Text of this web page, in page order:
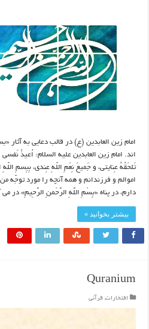
امام زین العابدین (ع) در قالب دعایی به آثار
اند. امام زین العابدین علیه السلام: اُعیذُ
تَلحَقُهُ عِنایتی، و جَمیعَ نِعَمِ اللّهِ عِندی، بِبِسمِ
اموالم و فرزندانم و همه آنچه را مورد توجّه
دارم، در پناه‏ «بِسْمِ اللَّهِ الرَّحْمنِ الرَّحِیمِ» در می ‏آورم.
بیشتر بخوانید »
Quranium
افتخارات, قرآنی